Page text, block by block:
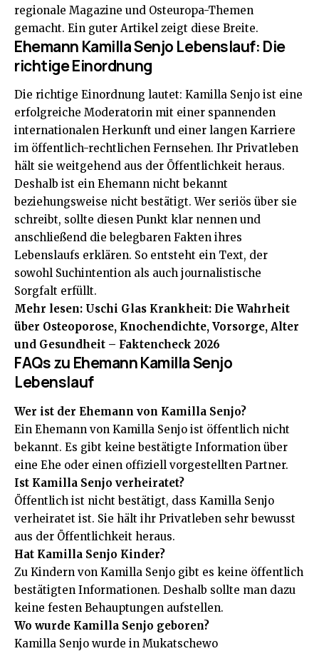
regionale Magazine und Osteuropa-Themen
gemacht. Ein guter Artikel zeigt diese Breite.
Ehemann Kamilla Senjo Lebenslauf: Die
richtige Einordnung
Die richtige Einordnung lautet: Kamilla Senjo ist eine
erfolgreiche Moderatorin mit einer spannenden
internationalen Herkunft und einer langen Karriere
im öffentlich-rechtlichen Fernsehen. Ihr Privatleben
hält sie weitgehend aus der Öffentlichkeit heraus.
Deshalb ist ein Ehemann nicht bekannt
beziehungsweise nicht bestätigt. Wer seriös über sie
schreibt, sollte diesen Punkt klar nennen und
anschließend die belegbaren Fakten ihres
Lebenslaufs erklären. So entsteht ein Text, der
sowohl Suchintention als auch journalistische
Sorgfalt erfüllt.
Mehr lesen: Uschi Glas Krankheit: Die Wahrheit
über Osteoporose, Knochendichte, Vorsorge, Alter
und Gesundheit – Faktencheck 2026
FAQs zu Ehemann Kamilla Senjo
Lebenslauf
Wer ist der Ehemann von Kamilla Senjo?
Ein Ehemann von Kamilla Senjo ist öffentlich nicht
bekannt. Es gibt keine bestätigte Information über
eine Ehe oder einen offiziell vorgestellten Partner.
Ist Kamilla Senjo verheiratet?
Öffentlich ist nicht bestätigt, dass Kamilla Senjo
verheiratet ist. Sie hält ihr Privatleben sehr bewusst
aus der Öffentlichkeit heraus.
Hat Kamilla Senjo Kinder?
Zu Kindern von Kamilla Senjo gibt es keine öffentlich
bestätigten Informationen. Deshalb sollte man dazu
keine festen Behauptungen aufstellen.
Wo wurde Kamilla Senjo geboren?
Kamilla Senjo wurde in Mukatschewo